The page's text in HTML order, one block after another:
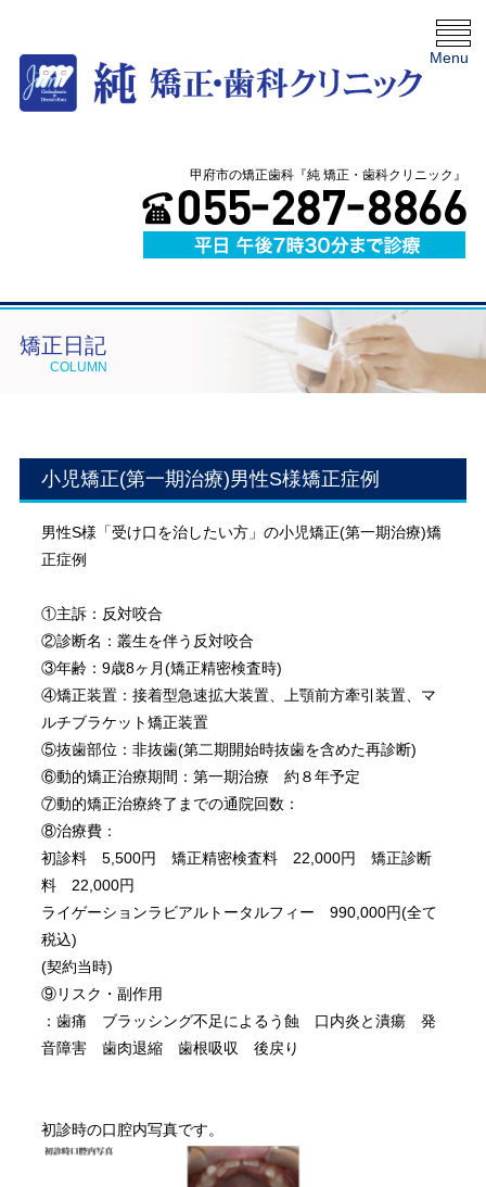
甲府市の矯正歯科『純 矯正・歯科クリニック』
Menu
矯正日記
COLUMN
小児矯正(第一期治療)男性S様矯正症例
男性S様「受け口を治したい方」の小児矯正(第一期治療)矯
正症例
①主訴：反対咬合
②診断名：叢生を伴う反対咬合
③年齢：9歳8ヶ月(矯正精密検査時)
④矯正装置：接着型急速拡大装置、上顎前方牽引装置、マ
ルチブラケット矯正装置
⑤抜歯部位：非抜歯(第二期開始時抜歯を含めた再診断)
⑥動的矯正治療期間：第一期治療 約８年予定
⑦動的矯正治療終了までの通院回数：
⑧治療費：
初診料 5,500円 矯正精密検査料 22,000円 矯正診断
料 22,000円
ライゲーションラビアルトータルフィー 990,000円(全て
税込)
(契約当時)
⑨リスク・副作用
：歯痛 ブラッシング不足によるう蝕 口内炎と潰瘍 発
音障害 歯肉退縮 歯根吸収 後戻り
初診時の口腔内写真です。